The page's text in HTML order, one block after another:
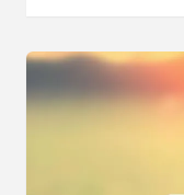
Survitrage bois-
Chauffage :
Située à 5 minutes
lotissement, à